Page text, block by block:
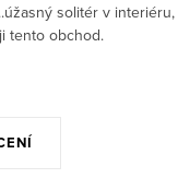
solitér v interiéru,
tento obchod.